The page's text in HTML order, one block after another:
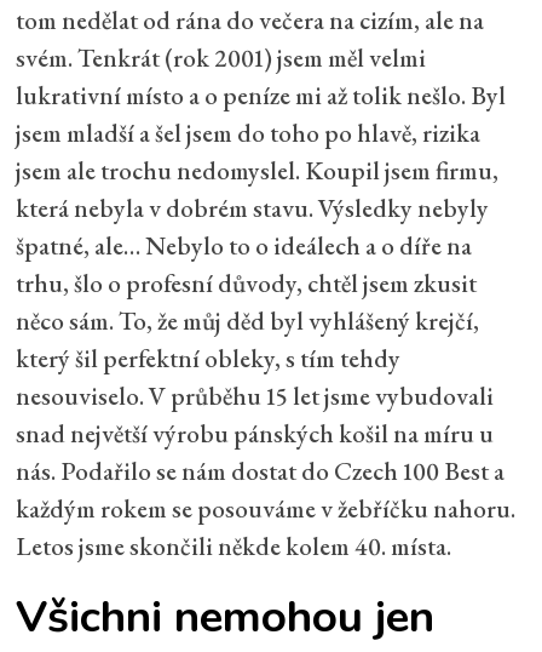
tom nedělat od rána do večera na cizím, ale na
svém. Tenkrát (rok 2001) jsem měl velmi
lukrativní místo a o peníze mi až tolik nešlo. Byl
jsem mladší a šel jsem do toho po hlavě, rizika
jsem ale trochu nedomyslel. Koupil jsem firmu,
která nebyla v dobrém stavu. Výsledky nebyly
špatné, ale… Nebylo to o ideálech a o díře na
trhu, šlo o profesní důvody, chtěl jsem zkusit
něco sám. To, že můj děd byl vyhlášený krejčí,
který šil perfektní obleky, s tím tehdy
nesouviselo. V průběhu 15 let jsme vybudovali
snad největší výrobu pánských košil na míru u
nás. Podařilo se nám dostat do Czech 100 Best a
každým rokem se posouváme v žebříčku nahoru.
Letos jsme skončili někde kolem 40. místa.
Všichni nemohou jen